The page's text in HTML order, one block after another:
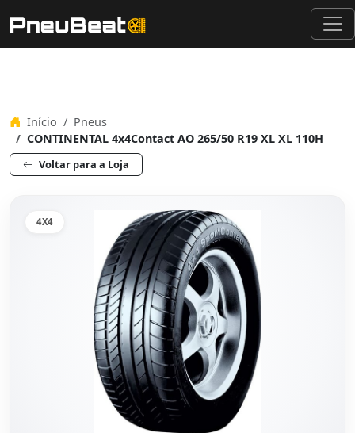
Início
Pneus
CONTINENTAL 4x4Contact AO 265/50 R19 XL XL 110H
Voltar para a Loja
4X4